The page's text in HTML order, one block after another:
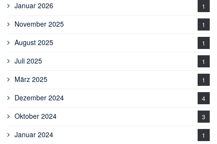
Januar 2026 1
November 2025 1
August 2025 1
Juli 2025 1
März 2025 1
Dezember 2024 4
Oktober 2024 3
Januar 2024 1